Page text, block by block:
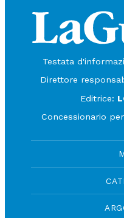
Testata
Direttore
Editrice:
Concessionario